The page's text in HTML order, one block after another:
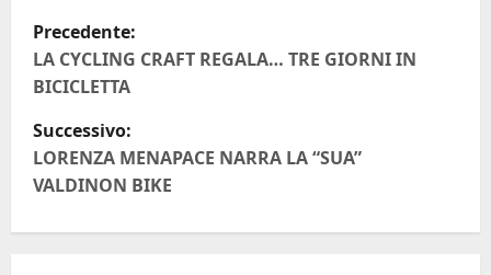
N
a
v
i
Precedente:
LA CYCLING CRAFT REGALA… TRE GIORNI IN
BICICLETTA
Successivo:
LORENZA MENAPACE NARRA LA “SUA”
VALDINON BIKE